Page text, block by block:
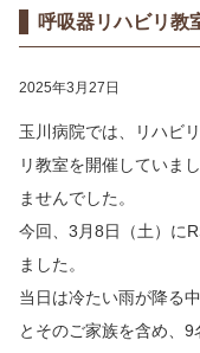
呼吸器リハビリ
2025年3月27日
玉川病院では、リハビ
リ教室を開催していま
ませんでした。
今回、3月8日（土）に
ました。
当日は冷たい雨が降る
とそのご家族を含め、